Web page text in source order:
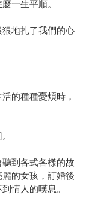
一生平順。
地扎了我們的心
的種種憂煩時，
到各式各樣的故
的女孩，訂婚後
情人的嘆息。